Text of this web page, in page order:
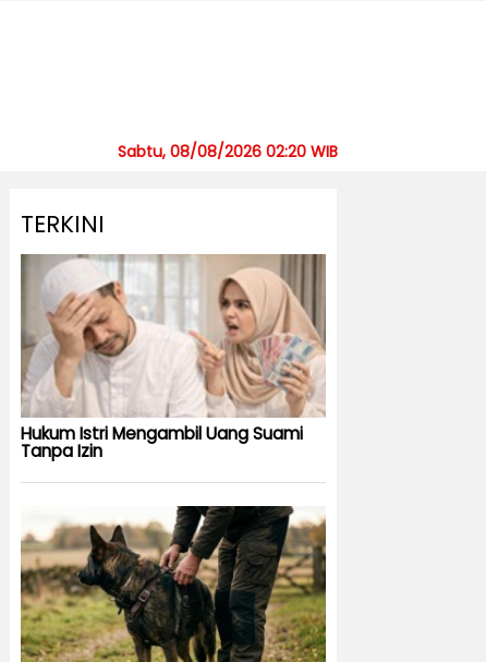
Sabtu, 08/08/2026 02:20 WIB
TERKINI
Hukum Istri Mengambil Uang Suami
Tanpa Izin